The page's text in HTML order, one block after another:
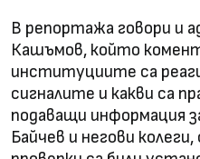
В репортажа говори и
Кашъмов, който
институциите са
сигналите и какви са
подаващи информация
Байчев и негови